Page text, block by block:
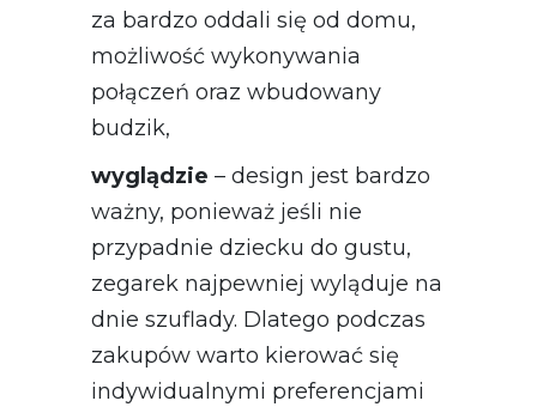
za bardzo oddali się od domu,
możliwość wykonywania
połączeń oraz wbudowany
budzik,
wyglądzie – design jest bardzo
ważny, ponieważ jeśli nie
przypadnie dziecku do gustu,
zegarek najpewniej wyląduje na
dnie szuflady. Dlatego podczas
zakupów warto kierować się
indywidualnymi preferencjami